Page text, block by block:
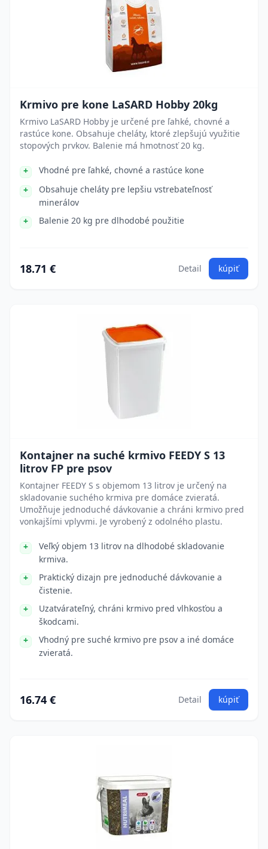
Krmivo pre kone LaSARD Hobby 20kg
Krmivo LaSARD Hobby je určené pre ľahké, chovné a
rastúce kone. Obsahuje cheláty, ktoré zlepšujú využitie
stopových prvkov. Balenie má hmotnosť 20 kg.
Vhodné pre ľahké, chovné a rastúce kone
Obsahuje cheláty pre lepšiu vstrebateľnosť
minerálov
Balenie 20 kg pre dlhodobé použitie
18.71 € Detail kúpiť
Kontajner na suché krmivo FEEDY S 13
litrov FP pre psov
Kontajner FEEDY S s objemom 13 litrov je určený na
skladovanie suchého krmiva pre domáce zvieratá.
Umožňuje jednoduché dávkovanie a chráni krmivo pred
vonkajšími vplyvmi. Je vyrobený z odolného plastu.
Veľký objem 13 litrov na dlhodobé skladovanie
krmiva.
Praktický dizajn pre jednoduché dávkovanie a
čistenie.
Uzatvárateľný, chráni krmivo pred vlhkosťou a
škodcami.
Vhodný pre suché krmivo pre psov a iné domáce
zvieratá.
16.74 € Detail kúpiť